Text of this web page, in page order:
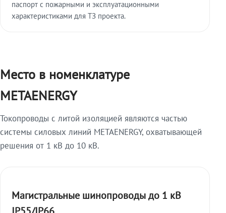
паспорт с пожарными и эксплуатационными
характеристиками для ТЗ проекта.
Место в номенклатуре
METAENERGY
Токопроводы с литой изоляцией являются частью
системы силовых линий METAENERGY, охватывающей
решения от 1 кВ до 10 кВ.
Магистральные шинопроводы до 1 кВ